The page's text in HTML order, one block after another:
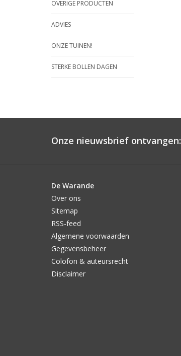
OVERIGE PRODUCTEN
ADVIES
ONZE TUINEN!
STERKE BOLLEN DAGEN
Onze nieuwsbrief ontvangen:
De Warande
Over ons
Sitemap
RSS-feed
Algemene voorwaarden
Gegevensbeheer
Colofon & auteursrecht
Disclaimer